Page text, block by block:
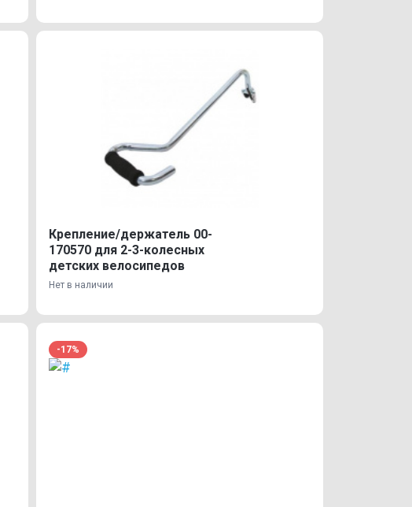
Крепление/держатель 00-
170570 для 2-3-колесных
детских велосипедов
Нет в наличии
-17%